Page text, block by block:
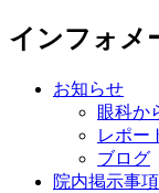
インフォメ
お知らせ
眼科か
レポー
ブログ
院内掲示事項